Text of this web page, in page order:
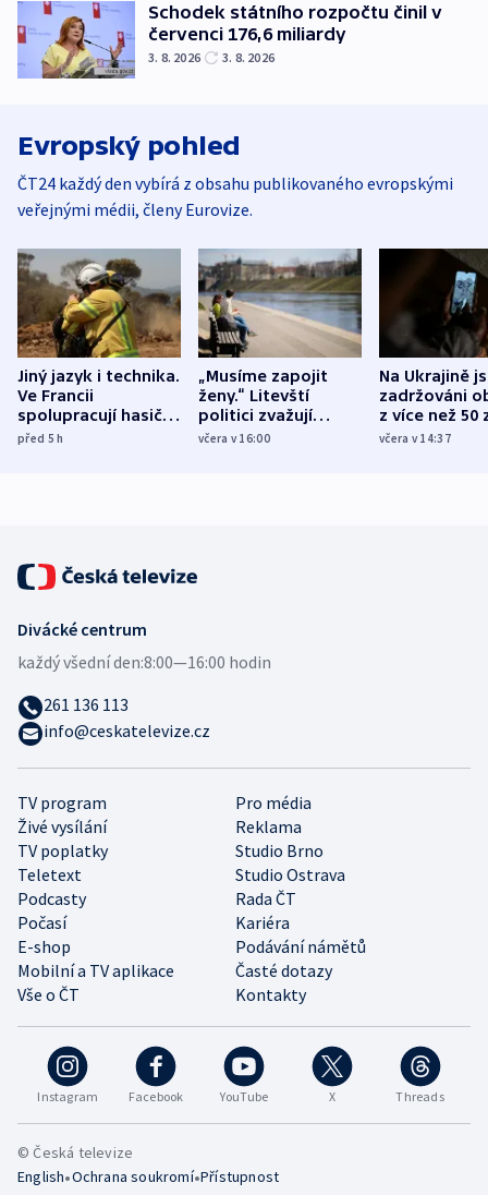
Schodek státního rozpočtu činil v
červenci 176,6 miliardy
3. 8. 2026 3. 8. 2026
Evropský pohled
ČT24 každý den vybírá z obsahu publikovaného evropskými
veřejnými médii, členy Eurovize.
Jiný jazyk i technika.
Ve Francii
spolupracují hasiči z
různých zemí
před 5h
„Musíme zapojit
ženy.“ Litevští
politici zvažují
dohodu o
včera v 16:00
Na Ukrajině
zadržováni
z více než 50
Bojovali na
včera v 14:37
Instagram Facebook YouTube X Threads
TV program
Pro média
Živé vysílání
Reklama
TV poplatky
Studio Brno
Teletext
Studio Ostrava
Podcasty
Rada ČT
Počasí
Kariéra
E-shop
Podávání námětů
Mobilní a TV aplikace
Časté dotazy
Vše o ČT
Kontakty
Divácké centrum
každý všední den:8:00—16:00 hodin
261 136 113
info@ceskatelevize.cz
© Česká televize
English•Ochrana soukromí•Přístupnost